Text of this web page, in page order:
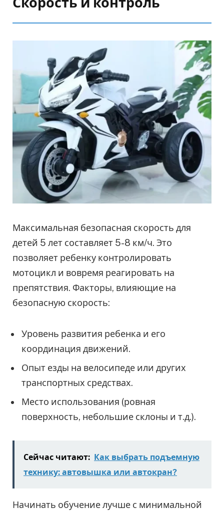
Максимальная безопасная скорость для
детей 5 лет составляет 5-8 км/ч. Это
позволяет ребенку контролировать
мотоцикл и вовремя реагировать на
препятствия. Факторы, влияющие на
безопасную скорость:
Уровень развития ребенка и его
координация движений.
Опыт езды на велосипеде или других
транспортных средствах.
Место использования (ровная
поверхность, небольшие склоны и т.д.).
Сейчас читают:
Как выбрать подъемную
технику: автовышка или автокран?
Начинать обучение лучше с минимальной